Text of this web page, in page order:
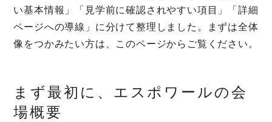
い基本情報」「見学前に確認されやすい項目」「詳細
ページへの導線」に分けて整理しました。まずは全体
像をつかみたい方は、このページからご覧ください。
まず最初に、エスポワールの会
場概要